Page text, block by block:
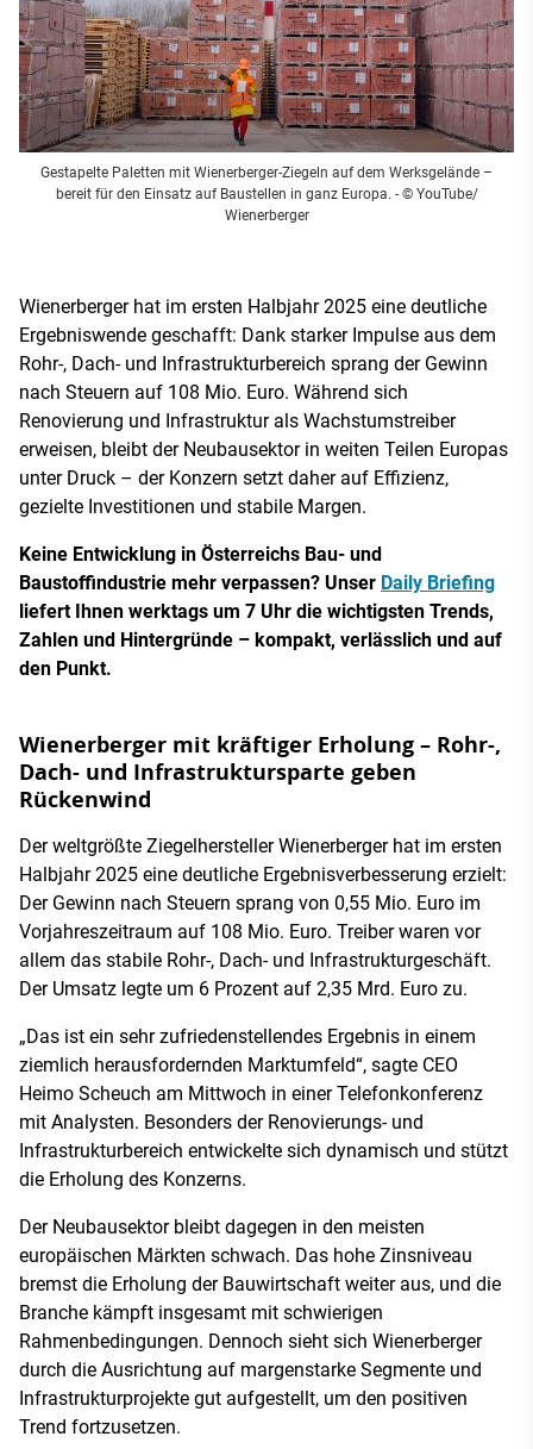
Gestapelte Paletten mit Wienerberger-Ziegeln auf dem Werksgelände –
bereit für den Einsatz auf Baustellen in ganz Europa. - © YouTube/
Wienerberger
Wienerberger hat im ersten Halbjahr 2025 eine deutliche
Ergebniswende geschafft: Dank starker Impulse aus dem
Rohr-, Dach- und Infrastrukturbereich sprang der Gewinn
nach Steuern auf 108 Mio. Euro. Während sich
Renovierung und Infrastruktur als Wachstumstreiber
erweisen, bleibt der Neubausektor in weiten Teilen Europas
unter Druck – der Konzern setzt daher auf Effizienz,
gezielte Investitionen und stabile Margen.
Keine Entwicklung in Österreichs Bau- und
Baustoffindustrie mehr verpassen? Unser Daily Briefing
liefert Ihnen werktags um 7 Uhr die wichtigsten Trends,
Zahlen und Hintergründe – kompakt, verlässlich und auf
den Punkt.
Wienerberger mit kräftiger Erholung – Rohr-,
Dach- und Infrastruktursparte geben
Rückenwind
Der weltgrößte Ziegelhersteller Wienerberger hat im ersten
Halbjahr 2025 eine deutliche Ergebnisverbesserung erzielt:
Der Gewinn nach Steuern sprang von 0,55 Mio. Euro im
Vorjahreszeitraum auf 108 Mio. Euro. Treiber waren vor
allem das stabile Rohr-, Dach- und Infrastrukturgeschäft.
Der Umsatz legte um 6 Prozent auf 2,35 Mrd. Euro zu.
„Das ist ein sehr zufriedenstellendes Ergebnis in einem
ziemlich herausfordernden Marktumfeld“, sagte CEO
Heimo Scheuch am Mittwoch in einer Telefonkonferenz
mit Analysten. Besonders der Renovierungs- und
Infrastrukturbereich entwickelte sich dynamisch und stützt
die Erholung des Konzerns.
Der Neubausektor bleibt dagegen in den meisten
europäischen Märkten schwach. Das hohe Zinsniveau
bremst die Erholung der Bauwirtschaft weiter aus, und die
Branche kämpft insgesamt mit schwierigen
Rahmenbedingungen. Dennoch sieht sich Wienerberger
durch die Ausrichtung auf margenstarke Segmente und
Infrastrukturprojekte gut aufgestellt, um den positiven
Trend fortzusetzen.